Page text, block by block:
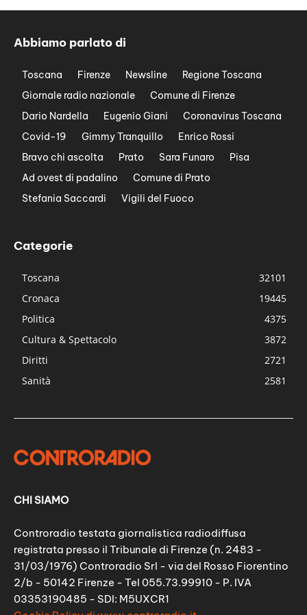
Abbiamo parlato di
Toscana Firenze Newsline
Regione Toscana
Giornale radio nazionale
Comune di Firenze
Dario Nardella
Eugenio Giani
Coronavirus Toscana
Covid-19
Gimmy Tranquillo
Enrico Rossi
Bravo chi ascolta
Prato Sara Funaro
Pisa
Ad ovest di padalino
Comune di Prato
Stefania Saccardi
Vigili del Fuoco
Categorie
Toscana
32101
Cronaca
19445
Politica
4375
Cultura & Spettacolo
3872
Diritti
2721
Sanità
2581
CHI SIAMO
Controradio testata giornalistica radiodiffusa
registrata presso il Tribunale di Firenze (n. 2483 -
31/03/1976) Controradio Srl - via del Rosso Fiorentino
2/b - 50142 Firenze - Tel 055.73.99910 - P. IVA
03353190485 - SDI: M5UXCR1